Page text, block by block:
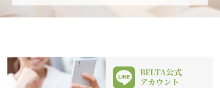
BELTA公式
アカウント